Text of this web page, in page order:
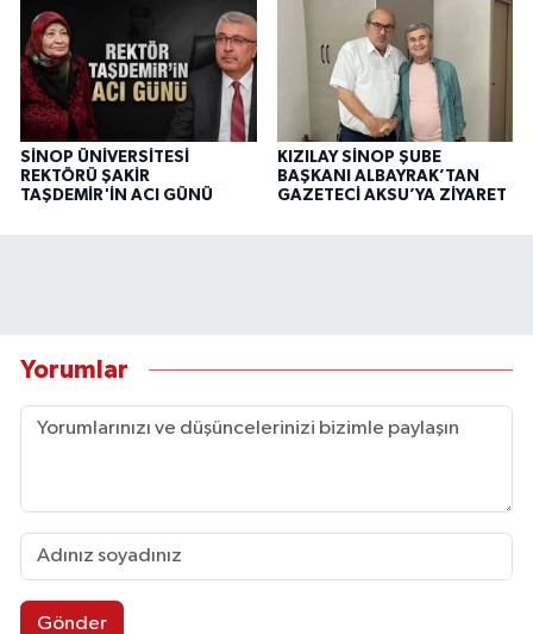
SİNOP ÜNİVERSİTESİ
REKTÖRÜ ŞAKİR
TAŞDEMİR'İN ACI GÜNÜ
KIZILAY SİNOP ŞUBE
BAŞKANI ALBAYRAK’TAN
GAZETECİ AKSU’YA ZİYARET
Yorumlar
Gönder